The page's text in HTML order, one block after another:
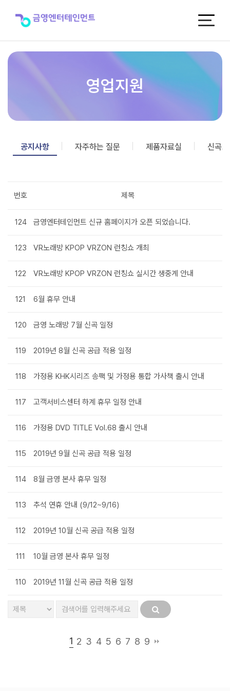
영업지원
공지사항 자주하는 질문 제품자료실 신곡
번호 제목
124 금영엔터테인먼트 신규 홈페이지가 오픈 되었습니다.
123 VR노래방 KPOP VRZON 런칭쇼 개최
122 VR노래방 KPOP VRZON 런칭쇼 실시간 생중계 안내
121 6월 휴무 안내
120 금영 노래방 7월 신곡 일정
119 2019년 8월 신곡 공급 적용 일정
118 가정용 KHK시리즈 송팩 및 가정용 통합 가사책 출시 안내
117 고객서비스센터 하계 휴무 일정 안내
116 가정용 DVD TITLE Vol.68 출시 안내
115 2019년 9월 신곡 공급 적용 일정
114 8월 금영 본사 휴무 일정
113 추석 연휴 안내 (9/12~9/16)
112 2019년 10월 신곡 공급 적용 일정
111 10월 금영 본사 휴무 일정
110 2019년 11월 신곡 공급 적용 일정
1 2 3 4 5 6 7 8 9